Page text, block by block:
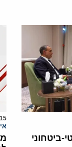
ביטחוני
15 יוני, 2026